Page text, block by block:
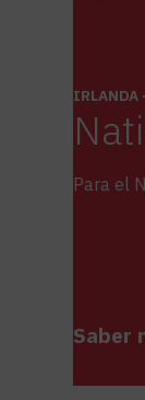
IRLANDA ·
Para el
Saber